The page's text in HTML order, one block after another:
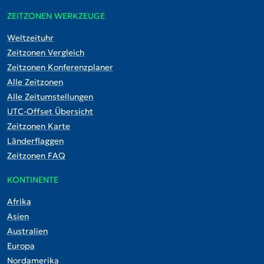
ZEITZONEN WERKZEUGE
Weltzeituhr
Zeitzonen Vergleich
Zeitzonen Konferenzplaner
Alle Zeitzonen
Alle Zeitumstellungen
UTC-Offset Übersicht
Zeitzonen Karte
Länderflaggen
Zeitzonen FAQ
KONTINENTE
Afrika
Asien
Australien
Europa
Nordamerika